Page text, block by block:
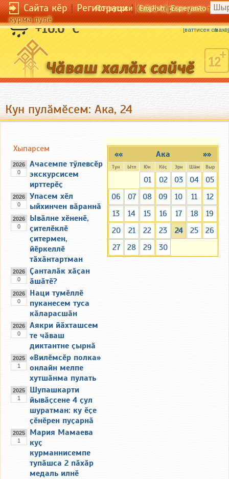
Сайта кӗр|Регистраци|Сайта кӗрсен унпа
курма пулӗ
По-русски English Esperanto
+16.6 °C Ҫӗнӗ шӑпӑр ҫӗнӗлле шӑлать.
[ваттисен сӑмахӗ]
Кун пулӑмӗсем: Ака, 24
»»
«« Ака
Тун Ытл Юн Кӗҫ Эрн Шӑм Выр
01 02 03 04
05
06
07 08 09 10 11
12
13
14 15 16 17 18
19
20
21 22 23 24 25
26
27
28 29 30
Хыпарсем
2026
0
Ачасемпе тӳлевсӗр
экскурсисем
ирттерӗҫ
2026
0
Упасем хӗл
ыйхинчен вӑраннӑ
2026
0
Ывӑлне хӗненӗ,
ҫителӗклӗ
ҫитермен,
йӗркеллӗ
тӑхӑнтартман
2026
0
Ҫанталӑк хӑҫан
ӑшӑтӗ?
2026
0
Наци тумӗллӗ
пуканесем туса
кӑларасшӑн
2026
0
Аякри йӑхташсем
те чӑваш
диктантне ҫырнӑ
2025
1
«Вилӗмсӗр полка»
онлайн мелпе
хутшӑнма пулать
2025
1
Шупашкарти
йывӑҫсене 4 ҫул
шуратман: ку ӗҫе
ҫӗнӗрен пуҫарнӑ
2025
1
Мария Мамаева
куҫ
курманнисемпе
тупӑшса 2 пӑхӑр
медаль илнӗ